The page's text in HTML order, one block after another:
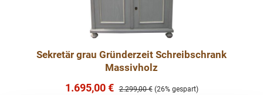
Sekretär grau Gründerzeit Schreibschrank
Massivholz
Verkaufspreis:
1.695,00 € Regulärer Preis:
2.299,00 € (26% gespart)